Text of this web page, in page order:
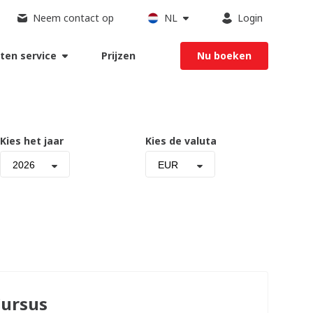
Neem contact op NL Login
service Prijzen Nu boeken
Kies het jaar
2026
Kies de valuta
EUR